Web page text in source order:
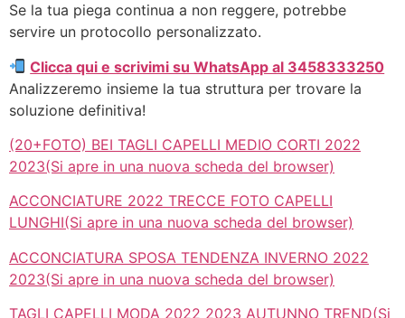
Se la tua piega continua a non reggere, potrebbe
servire un protocollo personalizzato.
Clicca qui e scrivimi su WhatsApp al 3458333250
Analizzeremo insieme la tua struttura per trovare la
soluzione definitiva!
(20+FOTO) BEI TAGLI CAPELLI MEDIO CORTI 2022
2023(Si apre in una nuova scheda del browser)
ACCONCIATURE 2022 TRECCE FOTO CAPELLI
LUNGHI(Si apre in una nuova scheda del browser)
ACCONCIATURA SPOSA TENDENZA INVERNO 2022
2023(Si apre in una nuova scheda del browser)
TAGLI CAPELLI MODA 2022 2023 AUTUNNO TREND(Si